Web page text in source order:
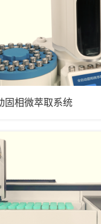
固相微萃取系统